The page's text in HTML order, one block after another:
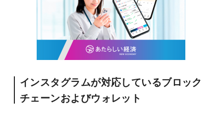
インスタグラムが対応しているブロック
チェーンおよびウォレット